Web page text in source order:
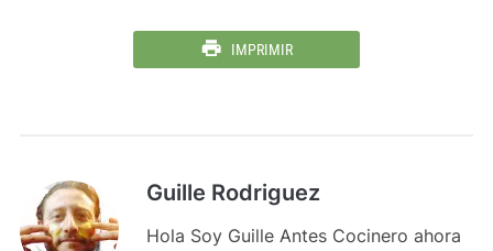
IMPRIMIR
Guille Rodriguez
Hola Soy Guille Antes Cocinero ahora